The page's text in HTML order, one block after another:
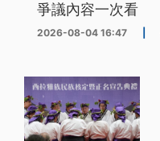
爭議內容一次看
2026-08-04 16:47